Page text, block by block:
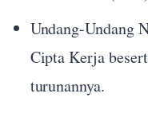
Undang-Undang
Cipta Kerja
turunannya.